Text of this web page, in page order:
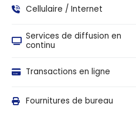
Cellulaire / Internet
Services de diffusion en
continu
Transactions en ligne
Fournitures de bureau